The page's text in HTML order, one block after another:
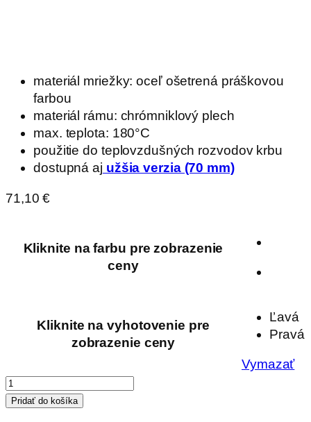
materiál mriežky: oceľ ošetrená práškovou
farbou
materiál rámu: chrómniklový plech
max. teplota: 180°C
použitie do teplovzdušných rozvodov krbu
dostupná aj užšia verzia (70 mm)
71,10€
Kliknite na farbu pre zobrazenie
ceny
Kliknite na vyhotovenie pre
zobrazenie ceny
Ľavá
Pravá
Vymazať
množstvo
Rohová
Pridať do košíka